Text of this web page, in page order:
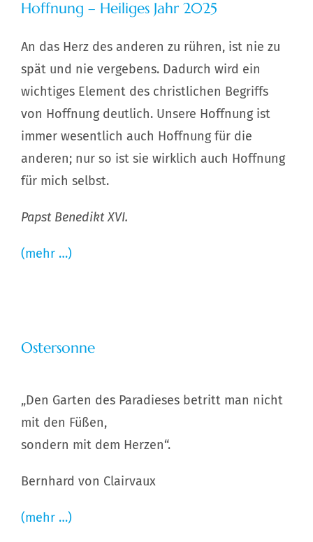
Hoffnung – Heiliges Jahr 2025
An das Herz des anderen zu rühren, ist nie zu
spät und nie vergebens. Dadurch wird ein
wichtiges Element des christlichen Begriffs
von Hoffnung deutlich. Unsere Hoffnung ist
immer wesentlich auch Hoffnung für die
anderen; nur so ist sie wirklich auch Hoffnung
für mich selbst.
Papst Benedikt XVI.
(mehr …)
Ostersonne
„Den Garten des Paradieses betritt man nicht
mit den Füßen,
sondern mit dem Herzen“.
Bernhard von Clairvaux
(mehr …)